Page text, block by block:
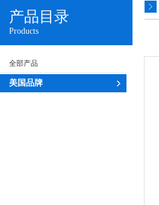
产品目录
Products
全部产品
美国品牌